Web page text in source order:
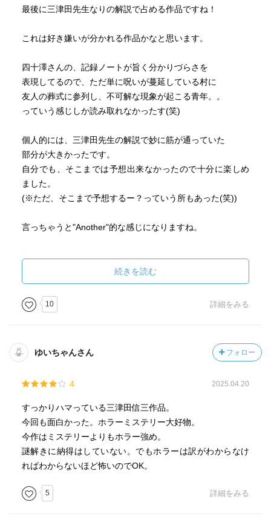
その話に解釈などは少しも求めない。
実はこんな因果応報がありまして、という説明など況して
無用である。
飽くまでも訳の分からないものとして、怪異はそのまま存
ーーーーーーーーーーーーーーーーー
私も怪談に求める所はここだと思っています。
三津田先生の作品はどれもこれも（すごく良い意味で）私
な？
最近背筋をゾワゾワさせてないあなたも、
夏に刺激が欲しいあなたも、
日本の怪談奇談に弱いあなたには満足な一冊になると思い
ますよ♡
最後に三津田先生なりの解説で占める作品ですね！
これは好き嫌いが分かれる作品かなと思います。
四十澤さんの、記録ノートが旨く分かりづらさを
表現してるので、ただ単に呪いが蔓延している村に
友人の葬式に参列し、不可解な現象が起こる青年。。
っていう感じしか読み取れなかったす(笑)
個人的には、三津田先生の解説で妙に筋が通っていた
部分が大きかったです。
自分でも、そこまでは予想出来なかったので十分に楽しめ
ました。
(※ただ、そこまで予想するー？っていう所もあった(笑))
言っちゃうと"Another"的な感じになりますね。
注意してくださいね。。
僕は、耳鳴りがひどかったですよ。。
続きを読む
10 詳細をみる
ゆいちゃんさん フォロー
4 2025.04.20
すっかりハマっている三津田信三作品。
今回も面白かった。ホラーミステリー大好物。
今作はミステリーよりもホラー強め。
謎解きに納得はしていない。でもホラーは訳がわからなけ
ればわからないほど怖いのでOK。
5 詳細をみる